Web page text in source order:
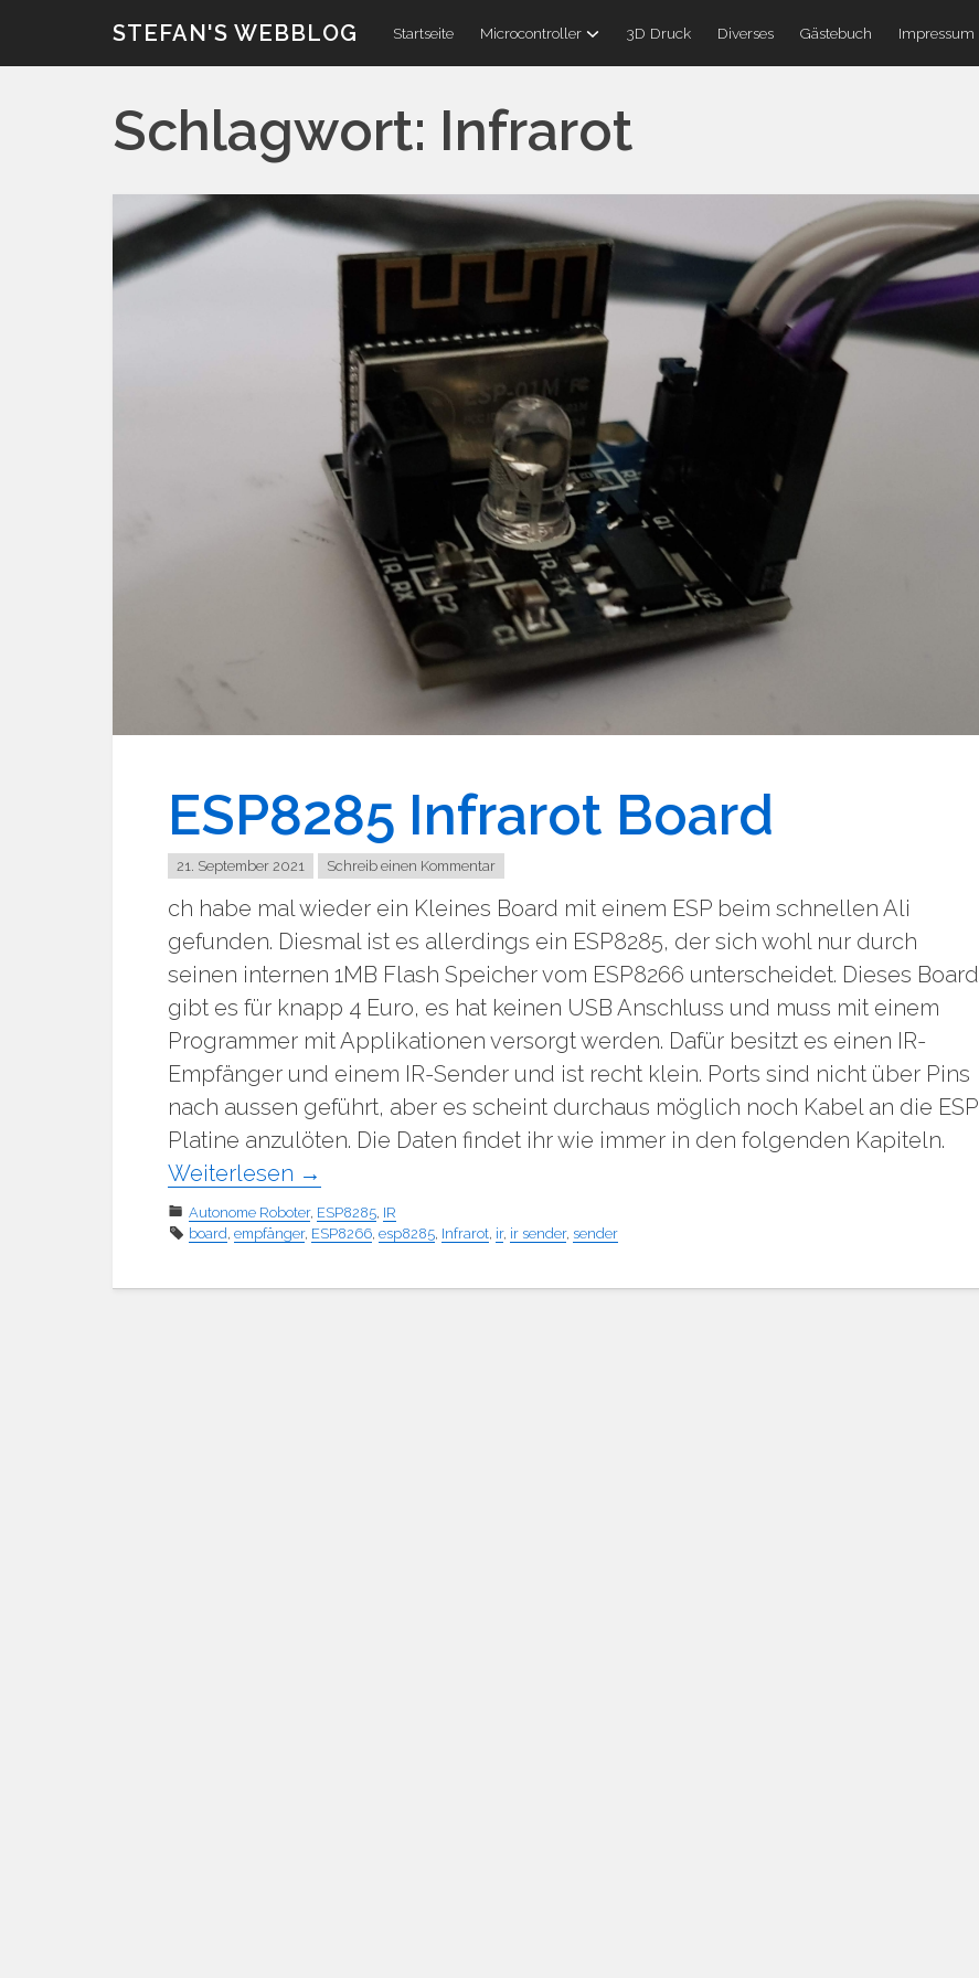
STEFAN'S WEBBLOG Startseite Microcontroller 3D Druck Diverses Gästebuch Impressum
Schlagwort: Infrarot
ESP8285 Infrarot Board
21. September 2021 Schreib einen Kommentar
ch habe mal wieder ein Kleines Board mit einem ESP beim schnellen Ali
gefunden. Diesmal ist es allerdings ein ESP8285, der sich wohl nur durch
seinen internen 1MB Flash Speicher vom ESP8266 unterscheidet. Dieses Board
gibt es für knapp 4 Euro, es hat keinen USB Anschluss und muss mit einem
Programmer mit Applikationen versorgt werden. Dafür besitzt es einen IR-
Empfänger und einem IR-Sender und ist recht klein. Ports sind nicht über Pins
nach aussen geführt, aber es scheint durchaus möglich noch Kabel an die ESP
Platine anzulöten. Die Daten findet ihr wie immer in den folgenden Kapiteln.
Weiterlesen →
Autonome Roboter, ESP8285, IR
board, empfänger, ESP8266, esp8285, Infrarot, ir, ir sender, sender